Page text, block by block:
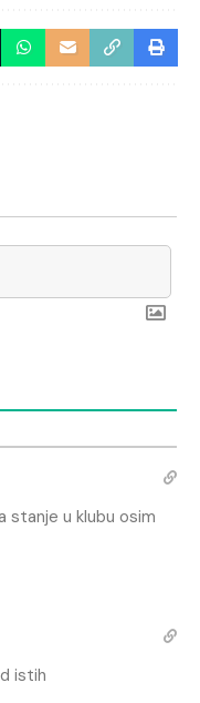
stanje u klubu osim
istih